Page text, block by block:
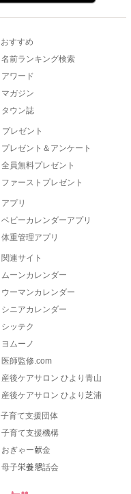
おすすめ
名前ランキング検索
アワード
マガジン
タウン誌
プレゼント
プレゼント＆アンケート
全員無料プレゼント
ファーストプレゼント
アプリ
ベビーカレンダーアプリ
体重管理アプリ
関連サイト
ムーンカレンダー
ウーマンカレンダー
シニアカレンダー
シッテク
ヨムーノ
医師監修.com
産後ケアサロン ひより青山
産後ケアサロン ひより芝浦
子育て支援団体
子育て支援機構
おぎゃー献金
母子栄養懇話会